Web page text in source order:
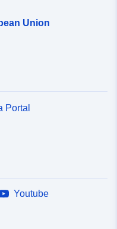
Union
Portal
Youtube